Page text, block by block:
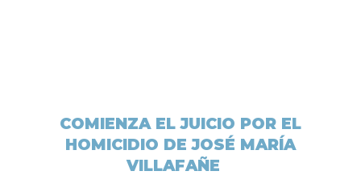
COMIENZA EL JUICIO POR EL
HOMICIDIO DE JOSÉ MARÍA
VILLAFAÑE